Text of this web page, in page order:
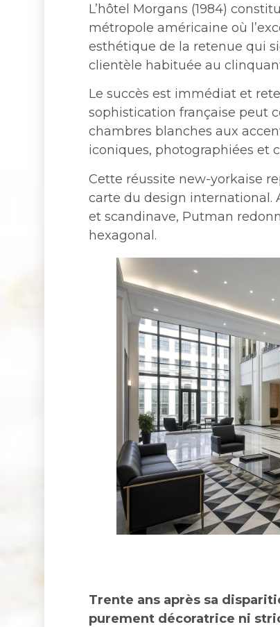
L’hôtel Morgans (1984)
métropole américaine où
esthétique de la retenue qui
clientèle habituée au
Le succès est immédiat et
sophistication française peut
chambres blanches aux
iconiques, photographiées et
Cette réussite new-yorkaise
carte du design international.
et scandinave, Putman
hexagonal.
Trente ans après sa
purement décoratrice ni